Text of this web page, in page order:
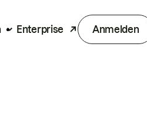
Enterprise Anmelden